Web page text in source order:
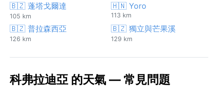
🇧🇿 蓬塔戈爾達
105 km
🇭🇳 Yoro
113 km
🇧🇿 普拉森西亞
126 km
🇧🇿 獨立與芒果溪
129 km
科弗拉迪亞 的天氣 — 常見問題